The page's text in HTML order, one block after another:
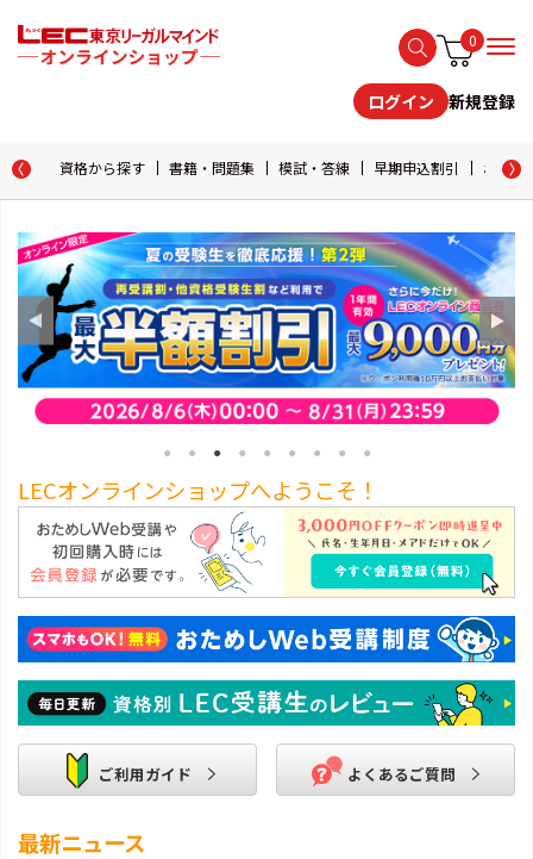
0
ログイン 新規登録
資格から探す 書籍・問題集 模試・答練 早期申込割引 おため
LECオンラインショップへようこそ！
ご利用ガイド よくあるご質問
最新ニュース